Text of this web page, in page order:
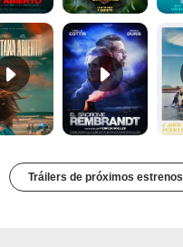
La ventana abierta Tráiler El síndrome Rembrandt Tráiler
Tráilers de próximos estrenos